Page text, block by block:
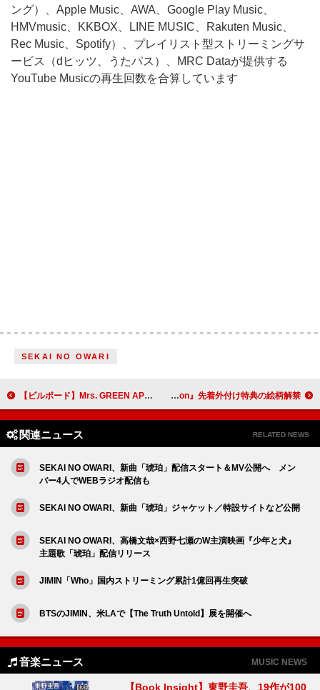
ング）、Apple Music、AWA、Google Play Music、
HMVmusic、KKBOX、LINE MUSIC、Rakuten Music、
Rec Music、Spotify）、プレイリスト型ストリーミングサ
ービス（dヒッツ、うたパス）、MRC Dataが提供する
YouTube Musicの再生回数を合算しています
SEKAI NO OWARI
【ビルボード】Mrs. GREEN APPLE「クスシキ」ストリーミング3連覇 King Gnu「TWILIGHT!!!」＆清水翔太「PUZZLE」トップ10入り Aぇ! group、ニューシングル『Chameleon』先着外付け特典の絵柄解禁
関連ニュース RELATED NEWS
SEKAI NO OWARI、新曲「琥珀」配信スタート＆MV公開へ メン
バー4人でWEBラジオ配信も
SEKAI NO OWARI、新曲「琥珀」ジャケット／特設サイトなど公開
SEKAI NO OWARI、高橋文哉×西野七瀬のW主演映画『少年と犬』
主題歌「琥珀」配信リリース
JIMIN「Who」国内ストリーミング累計1億回再生突破
BTSのJIMIN、米LAで【The Truth Untold】展を開催へ
音楽ニュース MUSIC NEWS
【Book Insight】東野圭吾、19作が100